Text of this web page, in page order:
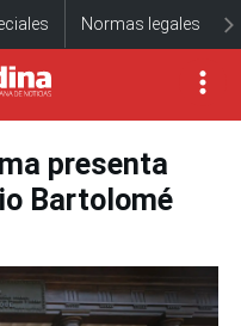
Normas legales
presenta
Bartolomé